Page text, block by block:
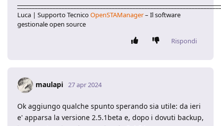
Luca | Supporto TecnicoOpenSTAManager– Il software
gestionale open source
Rispondi
maulapi 27 apr 2024
Ok aggiungo qualche spunto sperando sia utile: da ieri
e' apparsa la versione 2.5.1beta e, dopo i dovuti backup,